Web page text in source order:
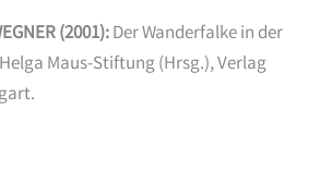
(2001):Der Wanderfalke in der
Maus-Stiftung (Hrsg.), Verlag